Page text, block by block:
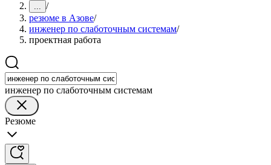
... /
резюме в Азове/
инженер по слаботочным системам/
проектная работа
инженер по слаботочным системам
Резюме